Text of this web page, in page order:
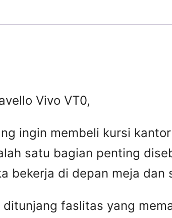
Vivo VT0,
ingin membeli kursi
satu bagian penting
bekerja di depan meja
faslitas yang